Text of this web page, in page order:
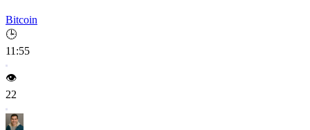
Bitcoin
🕒
11:55
👁️
22